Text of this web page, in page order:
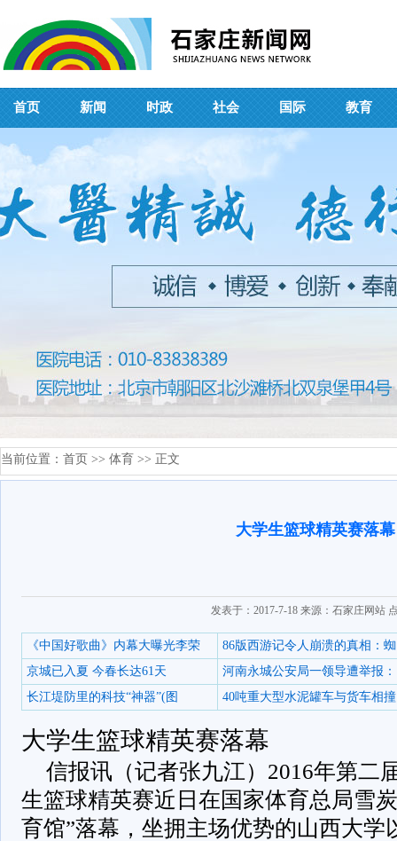
首页 新闻 时政 社会 国际 教育
当前位置： 首页 >> 体育 >> 正文
大学生篮球精英赛落幕
发表于：2017-7-18 来源：石家庄网站
《中国好歌曲》内幕大曝光李荣
86版西游记令人崩溃的真相：蜘
京城已入夏 今春长达61天
河南永城公安局一领导遭举报：
长江堤防里的科技“神器”(图
40吨重大型水泥罐车与货车相撞
大学生篮球精英赛落幕
信报讯（记者张九江）2016年第二
生篮球精英赛近日在国家体育总局雪
育馆”落幕，坐拥主场优势的山西大学